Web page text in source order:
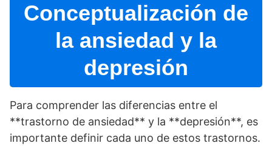
Conceptualización de
la ansiedad y la
depresión
Para comprender las diferencias entre el
**trastorno de ansiedad** y la **depresión**, es
importante definir cada uno de estos trastornos.